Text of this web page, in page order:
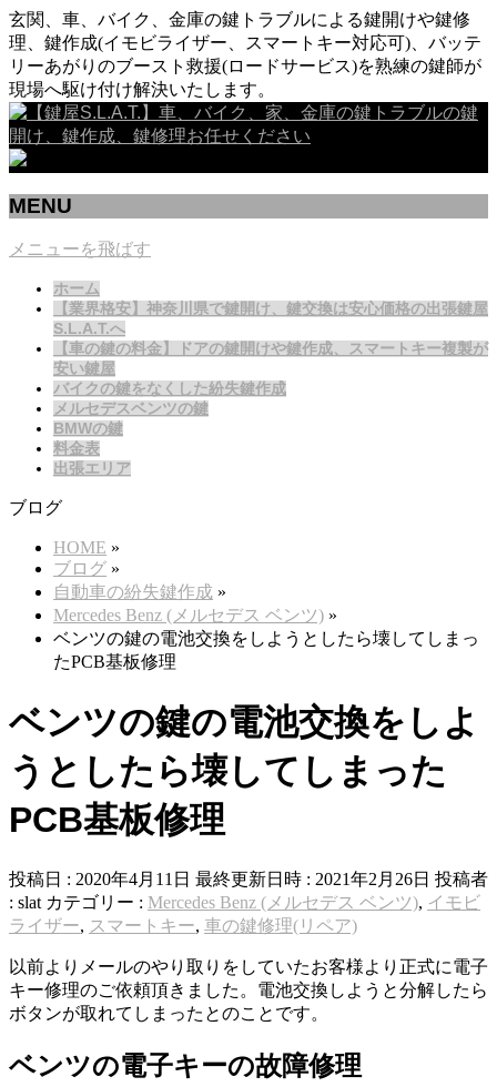
玄関、車、バイク、金庫の鍵トラブルによる鍵開けや鍵修
理、鍵作成(イモビライザー、スマートキー対応可)、バッテ
リーあがりのブースト救援(ロードサービス)を熟練の鍵師が
現場へ駆け付け解決いたします。
MENU
メニューを飛ばす
ホーム
【業界格安】神奈川県で鍵開け、鍵交換は安心価格の出張鍵屋
S.L.A.T.へ
【車の鍵の料金】ドアの鍵開けや鍵作成、スマートキー複製が
安い鍵屋
バイクの鍵をなくした紛失鍵作成
メルセデスベンツの鍵
BMWの鍵
料金表
出張エリア
ブログ
HOME »
ブログ »
自動車の紛失鍵作成 »
Mercedes Benz (メルセデス ベンツ) »
ベンツの鍵の電池交換をしようとしたら壊してしまっ
たPCB基板修理
ベンツの鍵の電池交換をしよ
うとしたら壊してしまった
PCB基板修理
投稿日 : 2020年4月11日 最終更新日時 : 2021年2月26日 投稿者
: slat カテゴリー : Mercedes Benz (メルセデス ベンツ), イモビ
ライザー, スマートキー, 車の鍵修理(リペア)
以前よりメールのやり取りをしていたお客様より正式に電子
キー修理のご依頼頂きました。電池交換しようと分解したら
ボタンが取れてしまったとのことです。
ベンツの電子キーの故障修理